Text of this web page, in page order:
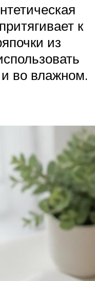
к
из
и во влажном.